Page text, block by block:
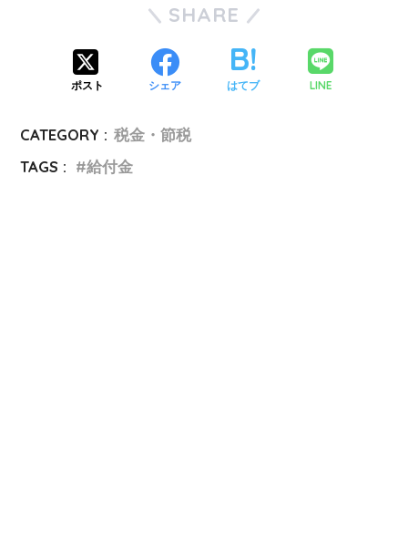
SHARE
ポスト シェア はてブ LINE
CATEGORY : 税金・節税
TAGS :
給付金